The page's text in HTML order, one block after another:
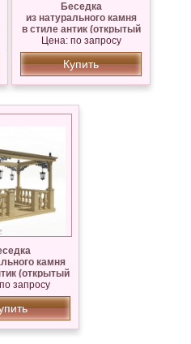
Беседка
из натурального камня
в стиле антик (открытый
верх), гранит
Цена: по запросу
Купить
камня
(открытый
Сары —
Таш
запросу